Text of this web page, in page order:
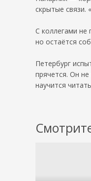
скрытые
С коллегами не
но остаётся
Петербург
прячется. Он
научится